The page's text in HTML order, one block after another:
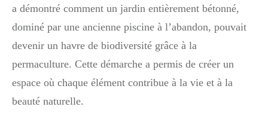
a démontré comment un jardin entièrement bétonné,
dominé par une ancienne piscine à l’abandon, pouvait
devenir un havre de biodiversité grâce à la
permaculture. Cette démarche a permis de créer un
espace où chaque élément contribue à la vie et à la
beauté naturelle.